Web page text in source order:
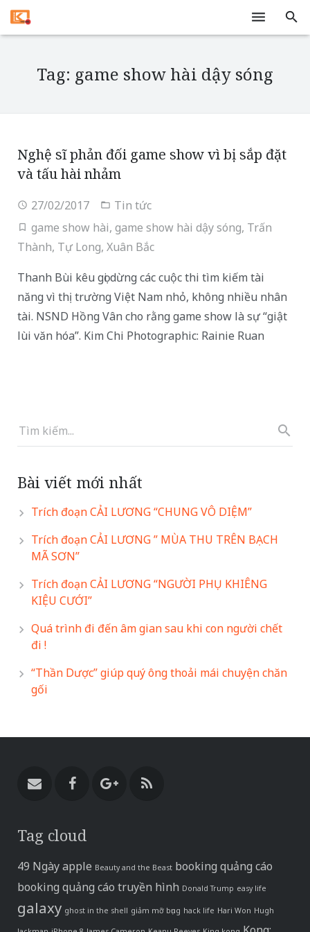
Dịch vụ
Tin tức
Liên hệ
Tag: game show hài dậy sóng
Nghệ sĩ phản đối game show vì bị sắp đặt
và tấu hài nhảm
27/02/2017
Tin tức
game show hài, game show hài dậy sóng, Trấn
Thành, Tự Long, Xuân Bắc
Thanh Bùi kêu gọi dừng các cuộc thi tìm kiếm tài
năng vì thị trường Việt Nam nhỏ, không nhiều nhân
tài. NSND Hồng Vân cho rằng game show là sự “giật
lùi văn hóa”. Kim Chi Photographic: Rainie Ruan
Bài viết mới nhất
Trích đoạn CẢI LƯƠNG “CHUNG VÔ DIỆM”
Trích đoạn CẢI LƯƠNG ” MÙA THU TRÊN BẠCH
MÃ SƠN”
Trích đoạn CẢI LƯƠNG “NGƯỜI PHỤ KHIÊNG
KIỆU CƯỚI”
Quá trình đi đến âm gian sau khi con người chết
đi !
“Thần Dược” giúp quý ông thoải mái chuyện chăn
gối
Tag cloud
49 Ngàyapple Beauty and the Beast booking quảng cáo
booking quảng cáo truyền hình Donald Trump easy life
galaxy ghost in the shell giảm mỡ bụng hack life Hari Won Hugh